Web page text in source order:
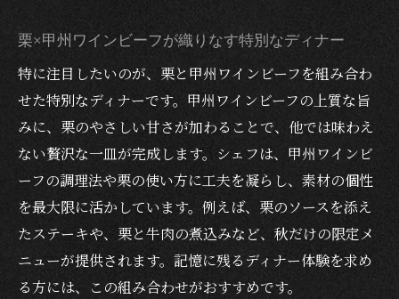
ーフとワインを堪能
甲州ワインビーフとワインの絶品ディナー
体験
レストランで味わう秋限定甲州ワインビー
フ料理
ワインビーフステーキとペアリングの奥深さ
個室が人気のレストラン選びのポイント
甲州ワインビーフが食べられる店の魅力解
説
栗×甲州ワインビーフが織りなす特別なディナー
特に注目したいのが、栗と甲州ワインビーフを組み合わ
せた特別なディナーです。甲州ワインビーフの上質な旨
みに、栗のやさしい甘さが加わることで、他では味わえ
ない贅沢な一皿が完成します。シェフは、甲州ワインビ
ーフの調理法や栗の使い方に工夫を凝らし、素材の個性
を最大限に活かしています。例えば、栗のソースを添え
たステーキや、栗と牛肉の煮込みなど、秋だけの限定メ
ニューが提供されます。記憶に残るディナー体験を求め
る方には、この組み合わせがおすすめです。